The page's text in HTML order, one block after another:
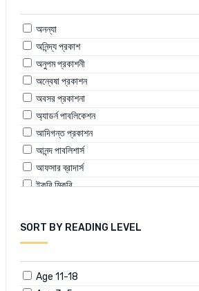
চার্লস ডিকেন্স
জিয়ন খান
তৈয়বা মনির
ফারুক নওয়াজ
মাহফুজ রহমান
মাহমুদুল হাসান
মুহম্মদ জাফর ইকবাল
রকিব হাসান
রফিকুর রশীদ
রব্বানী চৌধুরী
লিম্যান ফ্রাঙ্ক বোম
শীর্ষেন্দু মুখোপাধ্যায়
অনন্যা
অনিন্দ্য প্রকাশ
অনুপম প্রকাশনী
অন্বেষা প্রকাশন
অবসর প্রকাশনা
অ্যাডর্ন পাবলিকেশন
আদিগন্ত প্রকাশন
আনন্দ পাবলিশার্স
আফসার ব্রাদার্স
ইকরি মিকরি
পাঞ্জেরী পাবলিকেশন্স
SORT BY READING LEVEL
Age 11-18